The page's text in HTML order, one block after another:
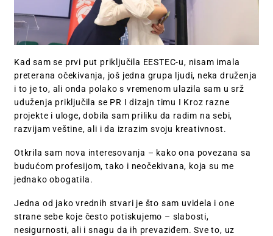
Kad sam se prvi put priključila EESTEC-u, nisam imala
preterana očekivanja, još jedna grupa ljudi, neka druženja
i to je to, ali onda polako s vremenom ulazila sam u srž
uduženja priključila se PR I dizajn timu I Kroz razne
projekte i uloge, dobila sam priliku da radim na sebi,
razvijam veštine, ali i da izrazim svoju kreativnost.
Otkrila sam nova interesovanja – kako ona povezana sa
budućom profesijom, tako i neočekivana, koja su me
jednako obogatila.
Jedna od jako vrednih stvari je što sam uvidela i one
strane sebe koje često potiskujemo – slabosti,
nesigurnosti, ali i snagu da ih prevaziđem. Sve to, uz